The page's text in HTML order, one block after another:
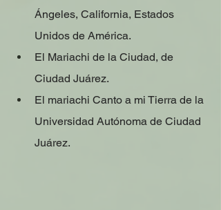
Ángeles, California, Estados
Unidos de América.
El Mariachi de la Ciudad, de
Ciudad Juárez.
El mariachi Canto a mi Tierra de la
Universidad Autónoma de Ciudad
Juárez.